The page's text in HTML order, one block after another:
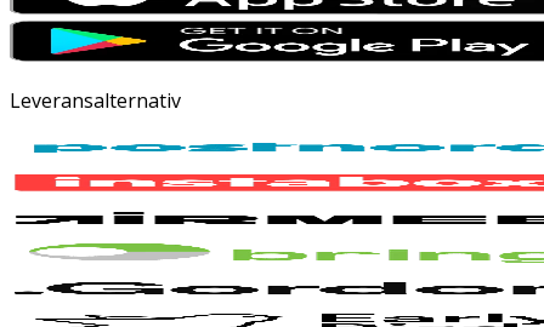
Leveransalternativ